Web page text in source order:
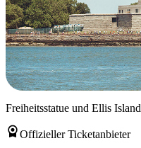
Freiheitsstatue und Ellis Island
Offizieller Ticketanbieter